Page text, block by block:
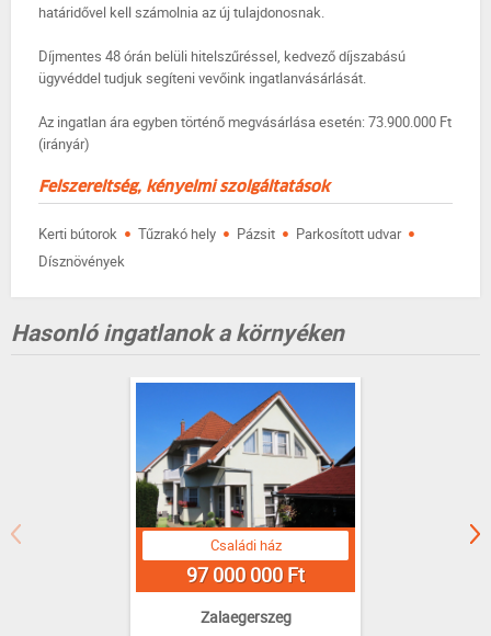
határidővel kell számolnia az új tulajdonosnak.
Díjmentes 48 órán belüli hitelszűréssel, kedvező díjszabású
ügyvéddel tudjuk segíteni vevőink ingatlanvásárlását.
Az ingatlan ára egyben történő megvásárlása esetén: 73.900.000 Ft
(irányár)
Felszereltség, kényelmi szolgáltatások
Kerti bútorok · Tűzrakó hely · Pázsit · Parkosított udvar ·
Dísznövények
Hasonló ingatlanok a környéken
Családi ház
97 000 000 Ft
Zalaegerszeg